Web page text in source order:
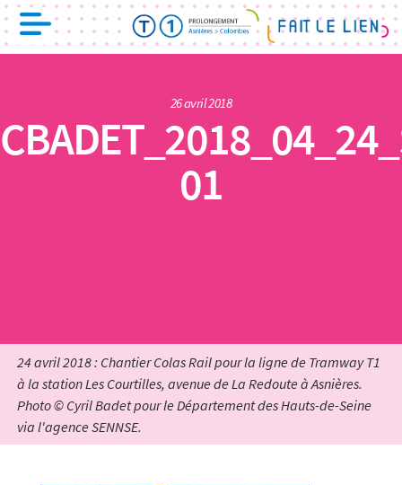
26 avril 2018
01
24 avril 2018 : Chantier Colas Rail pour la ligne de Tramway T1
à la station Les Courtilles, avenue de La Redoute à Asnières.
Photo © Cyril Badet pour le Département des Hauts-de-Seine
via l'agence SENNSE.